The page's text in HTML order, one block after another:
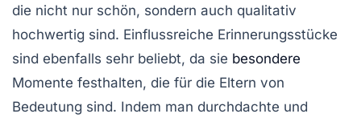
die nicht nur schön, sondern auch qualitativ
hochwertig sind. Einflussreiche Erinnerungsstücke
sind ebenfalls sehr beliebt, da sie besondere
Momente festhalten, die für die Eltern von
Bedeutung sind. Indem man durchdachte und